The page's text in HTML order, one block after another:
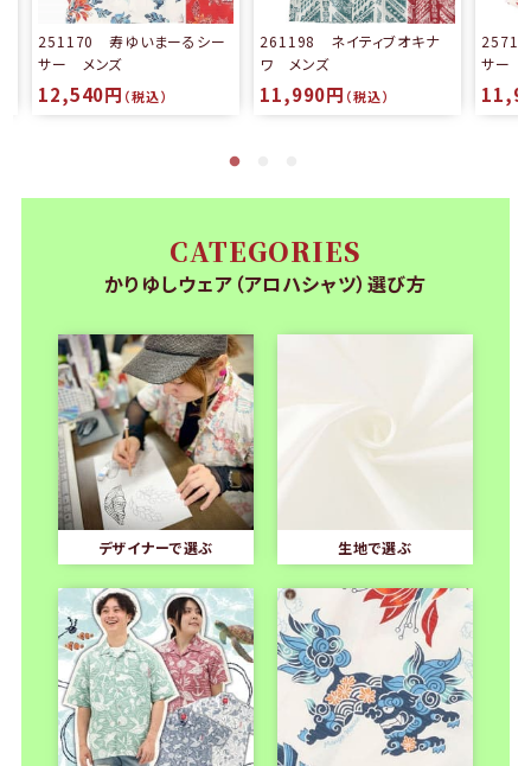
251170 寿ゆいまーるシー
サー メンズ
12,540円 （税込）
261198 ネイティブオキナ
ワ メンズ
11,990円 （税込）
サー
CATEGORIES
かりゆしウェア（アロハシャツ）選び方
デザイナーで選ぶ 生地で選ぶ